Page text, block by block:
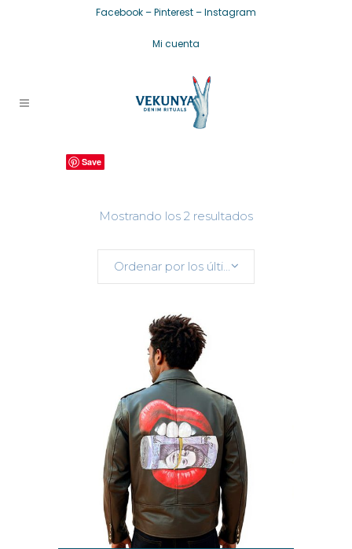
Facebook–Pinterest–Instagram
Mi cuenta
Mostrando los 2 resultadosOrdenado
Ordenar por los últimos
Save
Save